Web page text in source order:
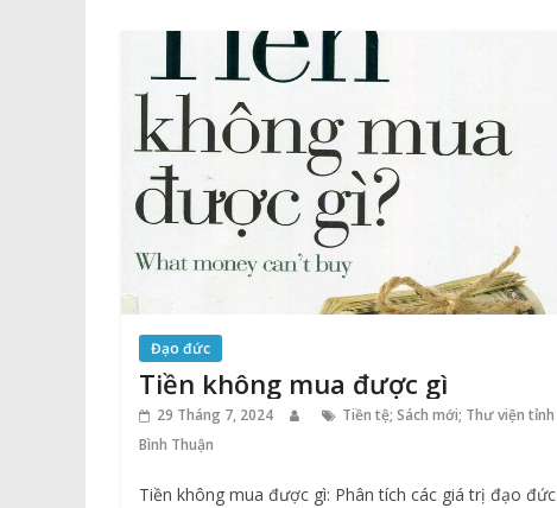
Đạo đức
Tiền không mua được gì
29 Tháng 7, 2024
Tiền tệ; Sách mới; Thư viện tỉnh
Bình Thuận
Tiền không mua được gì: Phân tích các giá trị đạo đức